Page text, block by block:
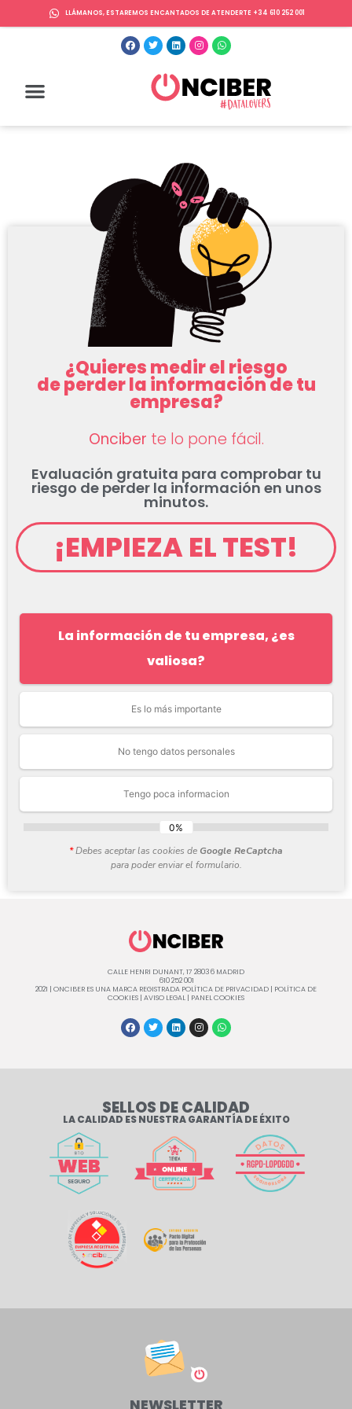
LLÁMANOS, ESTAREMOS ENCANTADOS DE ATENDERTE +34 610 252 001
¿Quieres medir el riesgo
de perder la información de tu
empresa?
Onciber te lo pone fácil.
Evaluación gratuita para comprobar tu
riesgo de perder la información en unos
minutos.
¡EMPIEZA EL TEST!
La información de tu empresa, ¿es
valiosa?
Es lo más importante
No tengo datos personales
Tengo poca informacion
0%
*Debes aceptar las cookies de Google ReCaptcha
para poder enviar el formulario.
CALLE HENRI DUNANT, 17 28036 MADRID
610 252 001
2021 | ONCIBER ES UNA MARCA REGISTRADA POLÍTICA DE PRIVACIDAD | POLÍTICA DE
COOKIES | AVISO LEGAL | PANEL COOKIES
SELLOS DE CALIDAD
LA CALIDAD ES NUESTRA GARANTÍA DE ÉXITO
NEWSLETTER